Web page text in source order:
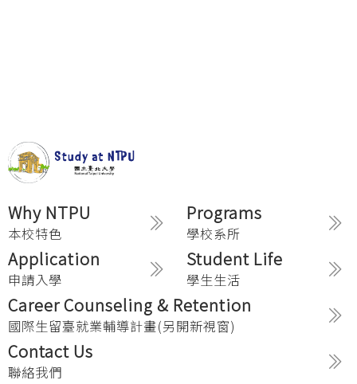
Why NTPU
本校特色
Programs
學校系所
Application
申請入學
Student Life
學生生活
Career Counseling & Retention
國際生留臺就業輔導計畫(另開新視窗)
Contact Us
聯絡我們